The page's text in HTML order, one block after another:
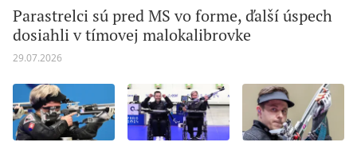
Parastrelci sú pred MS vo forme, ďalší úspech
dosiahli v tímovej malokalibrovke
29.07.2026